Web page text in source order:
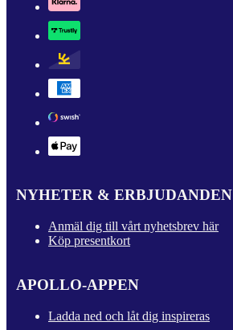
NYHETER & ERBJUDANDEN
Anmäl dig till vårt nyhetsbrev här
Köp presentkort
APOLLO-APPEN
Ladda ned och låt dig inspireras